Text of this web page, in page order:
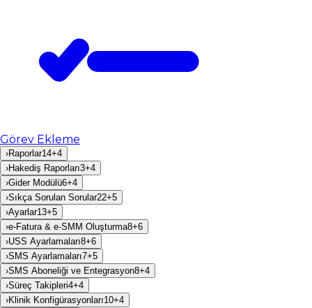
Görev Ekleme
›Raporlar14+4
›Hakediş Raporları3+4
›Gider Modülü6+4
›Sıkça Sorulan Sorular22+5
›Ayarlar13+5
›e-Fatura & e-SMM Oluşturma8+6
›USS Ayarlamaları8+6
›SMS Ayarlamaları7+5
›SMS Aboneliği ve Entegrasyon8+4
›Süreç Takipleri4+4
›Klinik Konfigürasyonları10+4